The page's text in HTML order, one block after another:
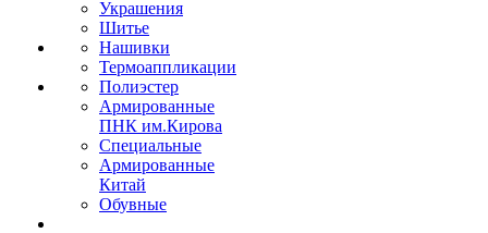
Украшения
Шитье
Нашивки
Термоаппликации
Полиэстер
Армированные
ПНК им.Кирова
Специальные
Армированные
Китай
Обувные